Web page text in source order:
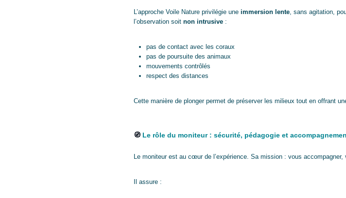
L’approche Voile Nature privilégie une immersion lente , sans agitation,
l’observation soit non intrusive :
pas de contact avec les coraux
pas de poursuite des animaux
mouvements contrôlés
respect des distances
Cette manière de plonger permet de préserver les milieux tout en offrant
🧭 Le rôle du moniteur : sécurité, pédagogie et
Le moniteur est au cœur de l’expérience. Sa mission : vous
Il assure :